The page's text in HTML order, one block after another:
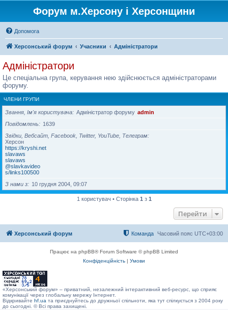
Форум м.Херсону і Херсонщини
Допомога
Херсонський форум Учасники Адміністратори
Адміністратори
Це спеціальна група, керування нею здійснюється адміністраторами
форуму.
ЧЛЕНИ ГРУПИ
Звання, Ім'я користувача Адміністратор форуму admin
Повідомлень
1639
Звідки, Вебсайт, Facebook, Twitter, YouTube, Телеграм
Херсон
https://kryshi.net
slavaws
slavaws
@slavkavideo
s/links100500
З нами з
10 грудня 2004, 09:07
1 користувач • Сторінка 1 з 1
Перейти
Херсонський форум Часовий пояс UTC+03:00
Команда
Працює на phpBB® Forum Software © phpBB Limited
Конфіденційність | Умови
«Херсонський форум» – приватний, незалежний інтерактивний веб-ресурс, що сприяє
комунікації через глобальну мережу Інтернет.
Відкривайте hf.ua та приєднуйтесь до дружньої спільноти, яка тут спілкується з 2004 року
до сьогодні. © Всі права захищені.